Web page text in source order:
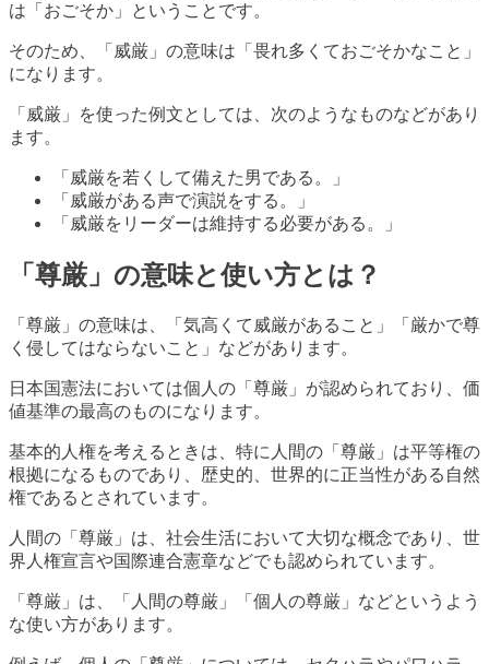
は「おごそか」ということです。
そのため、「威厳」の意味は「畏れ多くておごそかなこと」
になります。
「威厳」を使った例文としては、次のようなものなどがあり
ます。
「威厳を若くして備えた男である。」
「威厳がある声で演説をする。」
「威厳をリーダーは維持する必要がある。」
「尊厳」の意味と使い方とは？
「尊厳」の意味は、「気高くて威厳があること」「厳かで尊
く侵してはならないこと」などがあります。
日本国憲法においては個人の「尊厳」が認められており、価
値基準の最高のものになります。
基本的人権を考えるときは、特に人間の「尊厳」は平等権の
根拠になるものであり、歴史的、世界的に正当性がある自然
権であるとされています。
人間の「尊厳」は、社会生活において大切な概念であり、世
界人権宣言や国際連合憲章などでも認められています。
「尊厳」は、「人間の尊厳」「個人の尊厳」などというよう
な使い方があります。